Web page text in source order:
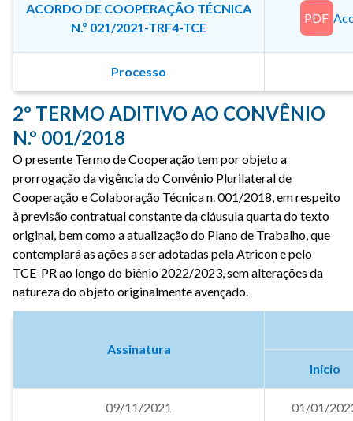
ACORDO DE COOPERAÇÃO TÉCNICA
N.º 021/2021-TRF4-TCE
PDF
Processo
2º TERMO ADITIVO AO CONVÊNIO
N.º 001/2018
O presente Termo de Cooperação tem por objeto a
prorrogação da vigência do Convênio Plurilateral de
Cooperação e Colaboração Técnica n. 001/2018, em respeito
à previsão contratual constante da cláusula quarta do texto
original, bem como a atualização do Plano de Trabalho, que
contemplará as ações a ser adotadas pela Atricon e pelo
TCE-PR ao longo do biênio 2022/2023, sem alterações da
natureza do objeto originalmente avençado.
Assinatura
Início
09/11/2021 01/01/